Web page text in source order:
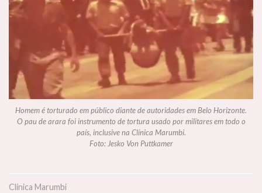
Homem é torturado em público diante de autoridades em Belo Horizonte.
O pau de arara foi instrumento de tortura usado por militares em todo o
país, inclusive na Clínica Marumbi.
Foto: Jesko Von Puttkamer
Clínica Marumbi